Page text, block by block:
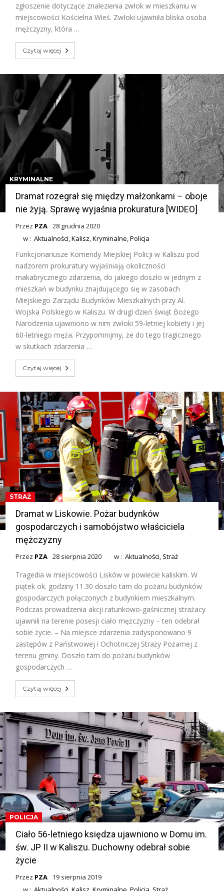
zgłoszenie dotyczące znalezienia zwłok w mieszkaniu w
miejscowości Kościelna Wieś. Zwłoki ujawniła bliska osoba
mężczyzny, która …
Czytaj więcej
KRYMINALNE
Dramat rozegrał się między małżonkami – oboje
nie żyją. Sprawę wyjaśnia prokuratura [WIDEO]
Przez PZA 28 grudnia 2020
w :Aktualności,Kalisz,Kryminalne,Policja
Funkcjonariusze Komendy Miejskiej Policji w Kaliszu pod
nadzorem prokuratury wyjaśniają okoliczności
makabrycznego zdarzenia, do jakiego doszło w jednym z
mieszkań w budynku znajdującego się w zasobach
Miejskiego Zarządu Budynków Mieszkalnych przy Al.
Wojska Polskiego w Kaliszu. W drugi dzień świąt Bożego
Narodzenia ujawniono w nim zwłoki 59-letniej kobiety i jej
60-letniego męża. Przypomnijmy, że do tego tragicznego
w skutkach zdarzenia …
Czytaj więcej
STRAŻ
Dramat w Liskowie. Pożar budynków
gospodarczych i samobójstwo właściciela
mężczyzny
Przez PZA 28 sierpnia 2020 w :Aktualności, Straż
Tragedia w miejscowości Lisków w powiecie kaliskim. W
piątek ok. godziny 11.30 doszło tam do pożaru budynków
gospodarczych połączonych z budynkiem mieszkalnym.
Podczas prowadzenia akcji ratunkowo-gaśnicznej strażacy
ujawnili na terenie posesji ciało mężczyzny – ten odebrał
sobie życie. – Na miejsce zdarzenia zadysponowano 9
zastępów z Państwowej i Ochotniczej Straży Pożarnej z
terenu gminy. Doszło tam do pożaru budynków
gospodarczych …
Czytaj więcej
POLICJA
Ciało 56-letniego księdza ujawniono w Domu im.
św. JP II w Kaliszu. Duchowny odebrał sobie
życie
Przez PZA
19 sierpnia 2019